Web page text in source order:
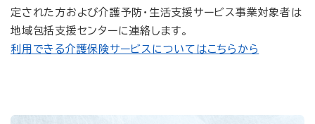
定された方および介護予防・生活支援サービス事業対象者は
地域包括支援センターに連絡します。
利用できる介護保険サービスについてはこちらから